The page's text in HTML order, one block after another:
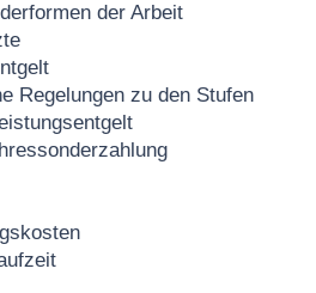
der Arbeit
Regelungen zu den Stufen